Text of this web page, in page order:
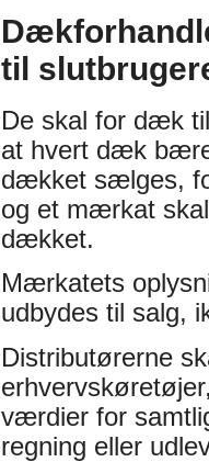
til
De skal for dæk
at hvert dæk
dækket sælges,
og et mærkat
dækket.
Mærkatets
udbydes til salg,
Distributørerne
værdier for
regning eller